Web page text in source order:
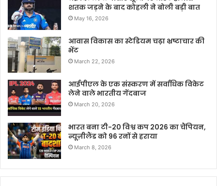
शतक जड़ने के बाद कोहली ने बोली बड़ी बात
May 16, 2026
आवास विकास का स्टेडियम चढ़ा भ्रष्टाचार की
भेंट
March 22, 2026
आईपीएल के एक संस्करण में सर्वाधिक विकेट
लेने वाले भारतीय गेंदबाज
March 20, 2026
भारत बना टी-20 विश्व कप 2026 का चैंपियन,
न्यूज़ीलैंड को 96 रनों से हराया
March 8, 2026